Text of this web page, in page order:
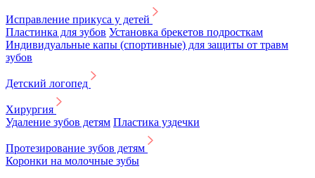
Исправление прикуса у детей
Пластинка для зубов Установка брекетов подросткам
Индивидуальные капы (спортивные) для защиты от травм
зубов
Детский логопед
Хирургия
Удаление зубов детям Пластика уздечки
Протезирование зубов детям
Коронки на молочные зубы